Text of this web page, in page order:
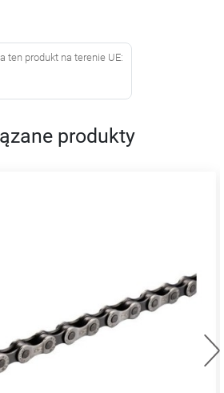
ten produkt na terenie UE:
produkty